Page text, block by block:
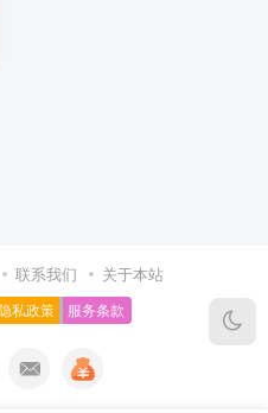
讯查看更多 》》
联系我们 关于本站
私政策 服务条款